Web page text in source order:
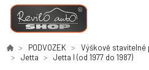
PODVOZEK Výškově stavitelné
Jetta
Jetta I (od 1977 do 1987)